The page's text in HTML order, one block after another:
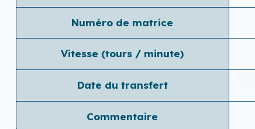
Numéro de matrice
Vitesse (tours / minute)
Date du transfert
Commentaire